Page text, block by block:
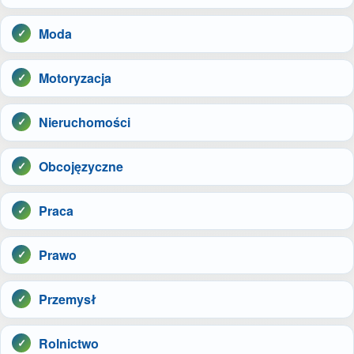
Moda
Motoryzacja
Nieruchomości
Obcojęzyczne
Praca
Prawo
Przemysł
Rolnictwo